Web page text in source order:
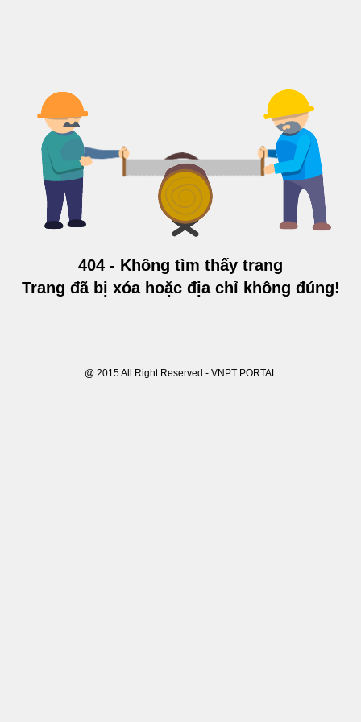
404 - Không tìm thấy trang
Trang đã bị xóa hoặc địa chỉ không đúng!
@ 2015 All Right Reserved - VNPT PORTAL